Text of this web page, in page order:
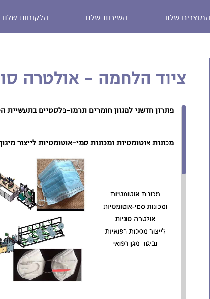
המוצרים שלנו השירות שלנו הלקוחות שלנו
ציוד הלחמה - אולטרה
פתרון חדשני למגוון חומרים תרמו-פלסטיים בתעשיית
מכונות אוטומטיות ומכונות סמי-אוטומטיות לייצור